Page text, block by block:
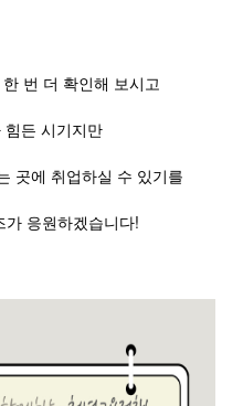
번 더 확인해 보시고
힘든 시기지만
곳에 취업하실 수 있기를
응원하겠습니다!